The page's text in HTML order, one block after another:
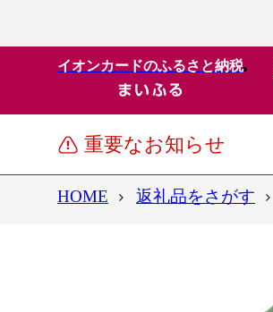
イオンカードのふるさと納税
重要なお知らせ
HOME 返礼品をさがす